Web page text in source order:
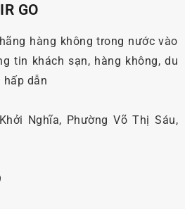
GO
hàng không trong nước vào
tin khách sạn, hàng không, du
dẫn
Nghĩa, Phường Võ Thị Sáu,